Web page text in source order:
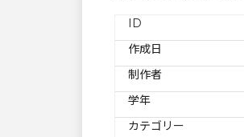
ID
作成日
制作者
学年
カテゴリー